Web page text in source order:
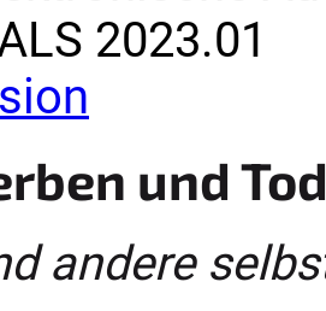
2023.01
und
andere